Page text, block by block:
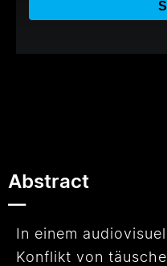
Abstract
__
In einem
Konflikt von